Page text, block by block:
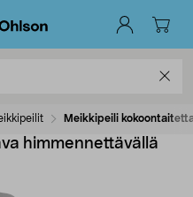
Meikkipeili
himmennettävällä